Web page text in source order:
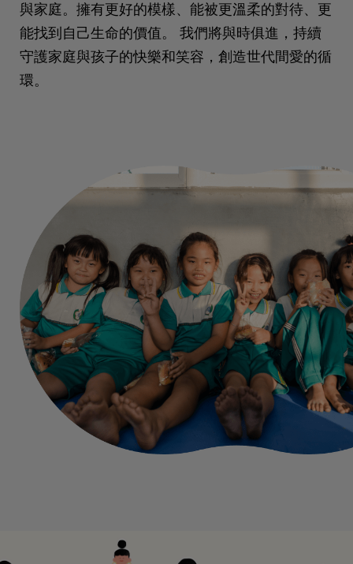
與家庭。擁有更好的模樣、能被更溫柔的對待、更
能找到自己生命的價值。 我們將與時俱進，持續
守護家庭與孩子的快樂和笑容，創造世代間愛的循
環。